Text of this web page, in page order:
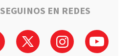
SEGUINOS EN REDES